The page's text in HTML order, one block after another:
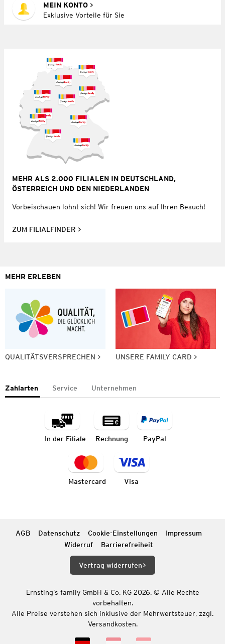
MEIN KONTO
Exklusive Vorteile für Sie
MEHR ALS 2.000 FILIALEN IN DEUTSCHLAND,
ÖSTERREICH UND DEN NIEDERLANDEN
Vorbeischauen lohnt sich! Wir freuen uns auf Ihren Besuch!
ZUM FILIALFINDER
MEHR ERLEBEN
QUALITÄTSVERSPRECHEN UNSERE FAMILY CARD
Zahlarten Service Unternehmen
In der Filiale Rechnung PayPal
Mastercard Visa
AGB Datenschutz Cookie-Einstellungen
Impressum
Widerruf
Barrierefreiheit
Vertrag widerrufen
Ernsting’s family GmbH & Co. KG 2026. © Alle Rechte
vorbehalten.
Alle Preise verstehen sich inklusive der Mehrwertsteuer, zzgl.
Versandkosten.